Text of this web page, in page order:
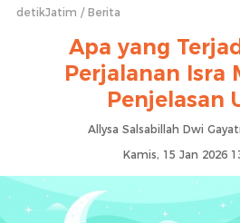
detikJatim Berita
Apa yang
Perjalanan Isra
Penjelasan
Allysa Salsabillah Dwi
Kamis, 15 Jan 2026